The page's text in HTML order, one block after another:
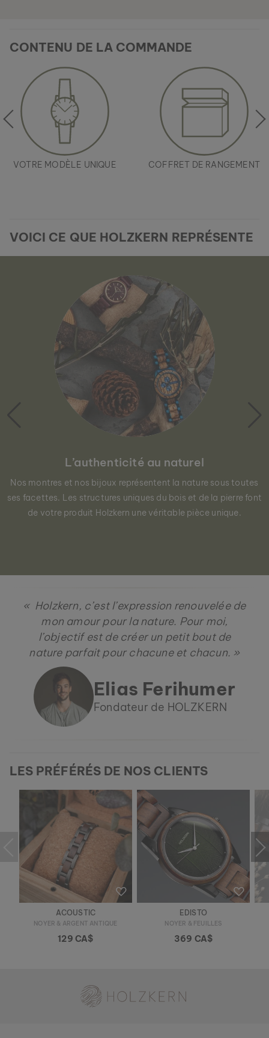
CONTENU DE LA COMMANDE
VOTRE MODÈLE UNIQUE COFFRET DE RANGEMENT
VOICI CE QUE HOLZKERN REPRÉSENTE
L’authenticité au naturel
Nos montres et nos bijoux représentent la nature sous toutes
ses facettes. Les structures uniques du bois et de la pierre font
de votre produit Holzkern une véritable pièce unique.
« Holzkern, c’est l’expression renouvelée de
mon amour pour la nature. Pour moi,
l’objectif est de créer un petit bout de
nature parfait pour chacune et chacun. »
Elias Ferihumer
Fondateur de HOLZKERN
LES PRÉFÉRÉS DE NOS CLIENTS
ACOUSTIC
NOYER & ARGENT ANTIQUE
129 CA$
EDISTO
NOYER & FEUILLES
369 CA$